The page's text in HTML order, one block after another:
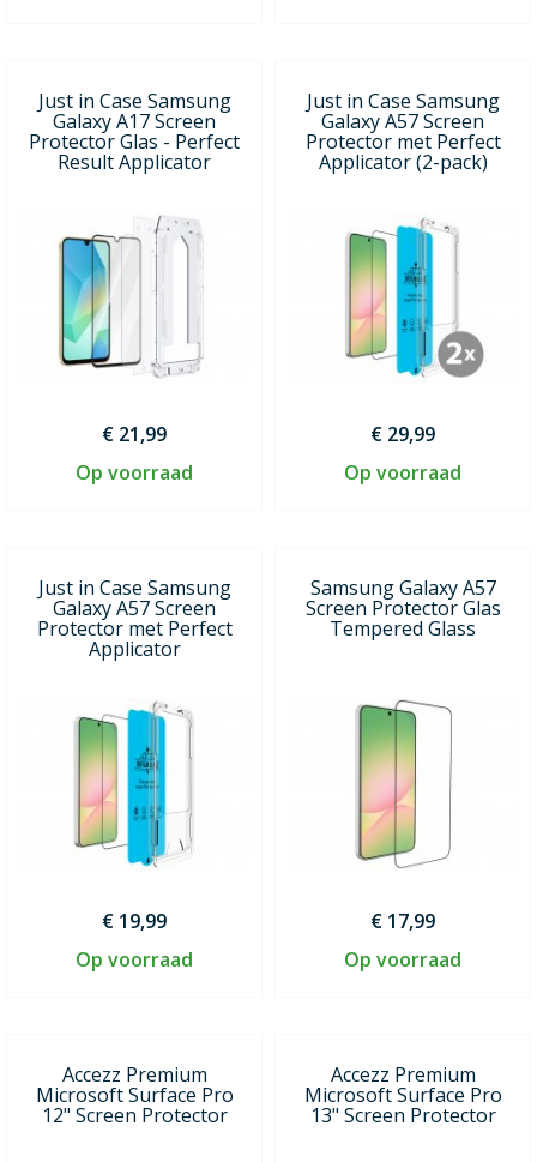
Just in Case Samsung
Galaxy A17 Screen
Protector Glas - Perfect
Result Applicator
€ 21,99
Op voorraad
Just in Case Samsung
Galaxy A57 Screen
Protector met Perfect
Applicator (2-pack)
€ 29,99
Op voorraad
Just in Case Samsung
Galaxy A57 Screen
Protector met Perfect
Applicator
€ 19,99
Op voorraad
Samsung Galaxy A57
Screen Protector Glas
Tempered Glass
€ 17,99
Op voorraad
Accezz Premium
Microsoft Surface Pro
12" Screen Protector
Accezz Premium
Microsoft Surface Pro
13" Screen Protector